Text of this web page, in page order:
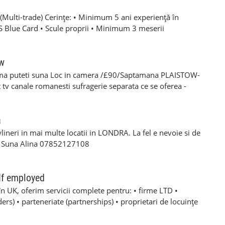
trade) Cerințe: • Minimum 5 ani experiență în
Blue Card • Scule proprii • Minimum 3 meserii
experiență solidă în mai multe domenii din construcții •
B valabil • Mijloc de transport propriu
oferă: • Salariu atractiv, în funcție de experiență și
Diurnă / plată transport • Suport tehnic continuu și
și cursuri de calificare • Mediu de lucru stabil cu
lucru suplimentar în weekend (opțional)
puteti suna Loc in camera /£90/Saptamana PLAISTOW-
canale romanesti sufragerie separata ce se oferea -
-fiecare camera beneficiaza de frigider separat -wi-fi
plata saptaminala , (nu se face cazare/plateste mai putin
in mai multe locatii in LONDRA. La fel e nevoie si de
Alina 07852127108
employed
UK, oferim servicii complete pentru: • firme LTD •
• parteneriate (partnerships) • proprietari de locuințe
includ: ✔ Making Tax Digital ✔ Deschidere firmă LTD,